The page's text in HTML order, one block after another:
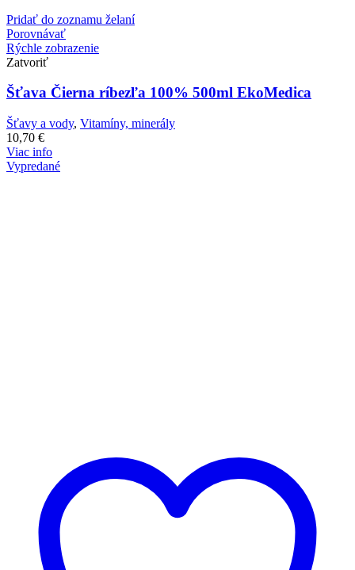
Pridať do zoznamu želaní
Porovnávať
Rýchle zobrazenie
Zatvoriť
Šťava Čierna ríbezľa 100% 500ml EkoMedica
Šťavy a vody, Vitamíny, minerály
10,70 €
Viac info
Vypredané